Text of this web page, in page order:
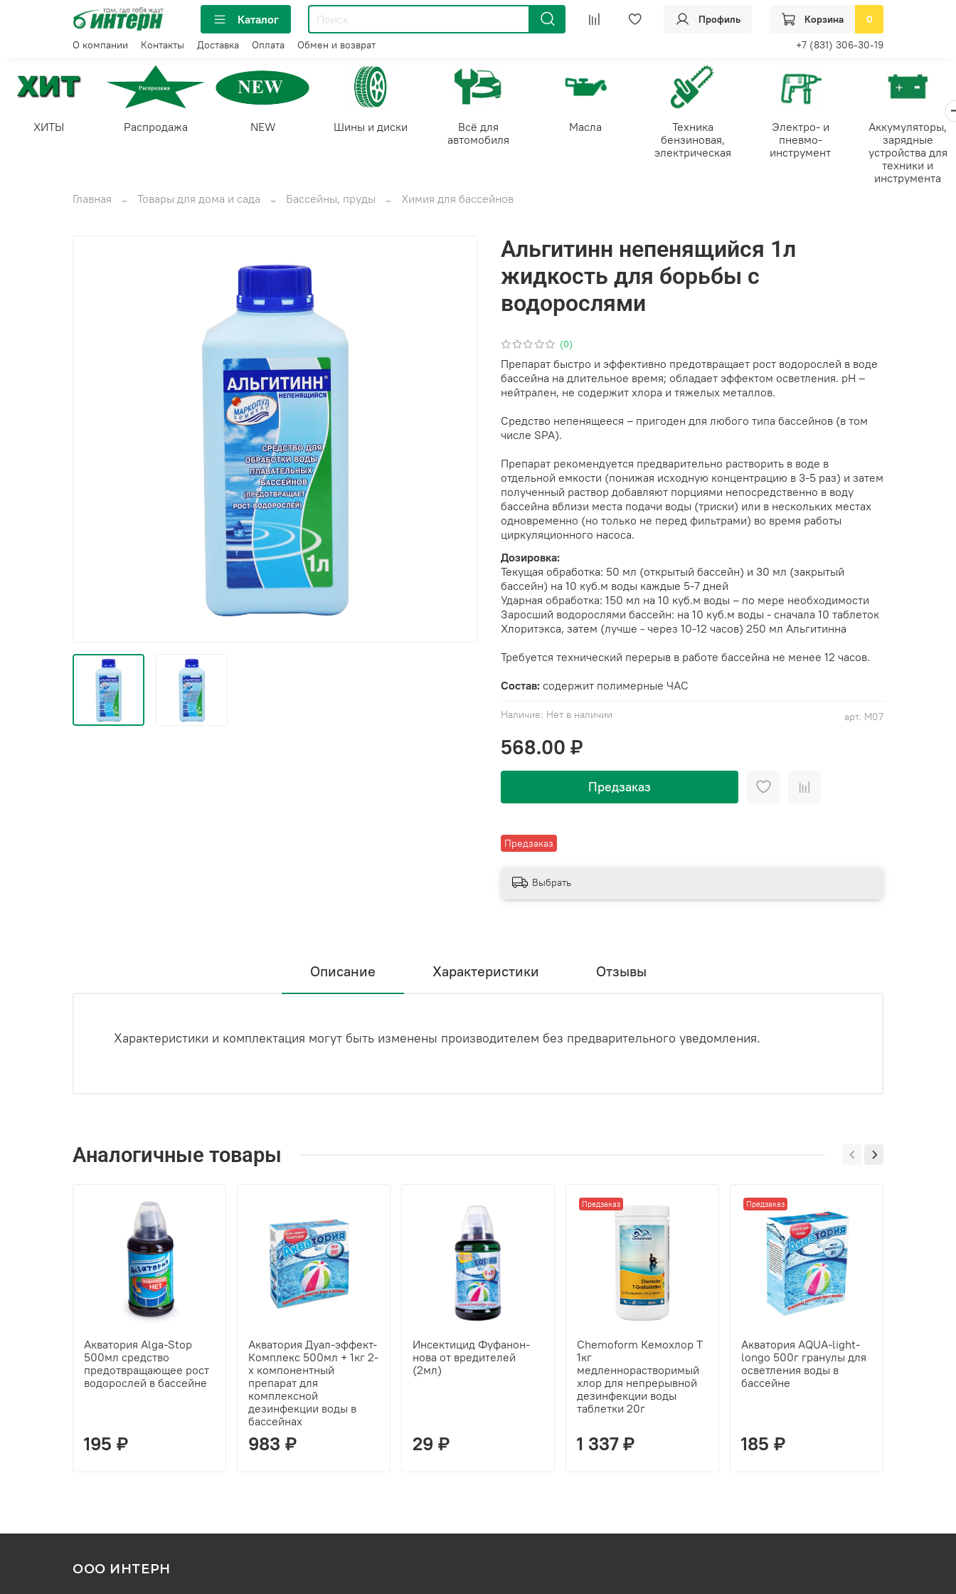
Каталог Профиль Корзина 0
О компании Контакты Доставка Оплата Обмен и возврат +7 (831) 306-30-19
ХИТЫ Распродажа NEW Шины и диски
Всё для
автомобиля
Масла
Техника
бензиновая,
электрическая
Электро- и
пневмо-
инструмент
Аккумуляторы,
зарядные
устройства для
техники и
инструмента
Главная
Товары для дома и сада Бассейны, пруды Химия для бассейнов
(0)
арт. М07
Наличие: Нет в наличии
Предзаказ
Альгитинн непенящийся 1л
жидкость для борьбы с
водорослями
568.00 ₽
Предзаказ
Препарат быстро и эффективно предотвращает рост водорослей в воде
бассейна на длительное время; обладает эффектом осветления. рН –
нейтрален, не содержит хлора и тяжелых металлов.
Средство непенящееся – пригоден для любого типа бассейнов (в том
числе SPA).
Препарат рекомендуется предварительно растворить в воде в
отдельной емкости (понижая исходную концентрацию в 3-5 раз) и затем
полученный раствор добавляют порциями непосредственно в воду
бассейна вблизи места подачи воды (триски) или в нескольких местах
одновременно (но только не перед фильтрами) во время работы
циркуляционного насоса.
Дозировка:
Текущая обработка: 50 мл (открытый бассейн) и 30 мл (закрытый
бассейн) на 10 куб.м воды каждые 5-7 дней
Ударная обработка: 150 мл на 10 куб.м воды – по мере необходимости
Заросший водорослями бассейн: на 10 куб.м воды - сначала 10 таблеток
Хлоритэкса, затем (лучше - через 10-12 часов) 250 мл Альгитинна
Требуется технический перерыв в работе бассейна не менее 12 часов.
Состав: содержит полимерные ЧАС
Выбрать
Описание Характеристики Отзывы
Характеристики и комплектация могут быть изменены производителем без предварительного уведомления.
Аналогичные товары
Акватория Alga-Stop
500мл средство
предотвращающее рост
водорослей в бассейне
195 ₽
Акватория Дуал-эффект-
Комплекс 500мл + 1кг 2-
х компонентный
препарат для
комплексной
дезинфекции воды в
бассейнах
983 ₽
Инсектицид Фуфанон-
нова от вредителей
(2мл)
29 ₽
Предзаказ
Chemoform Кемохлор Т
1кг
медленнорастворимый
хлор для непрерывной
дезинфекции воды
таблетки 20г
1 337 ₽
Предзаказ
Акватория AQUA-light-
longo 500г гранулы для
осветления воды в
бассейне
185 ₽
ООО ИНТЕРН